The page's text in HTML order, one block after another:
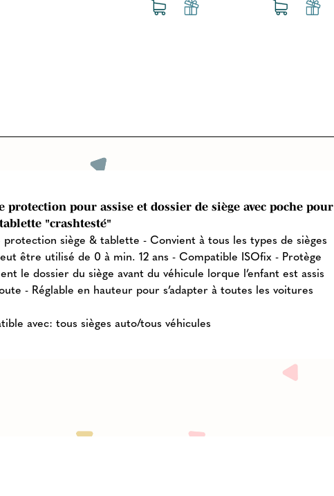
protection pour assise et dossier de siège avec poche pour
"crashtesté"
protection siège & tablette - Convient à tous les types de sièges
être utilisé de 0 à min. 12 ans - Compatible ISOfix - Protège
le dossier du siège avant du véhicule lorque l’enfant est assis
- Réglable en hauteur pour s’adapter à toutes les voitures
avec: tous sièges auto/tous véhicules